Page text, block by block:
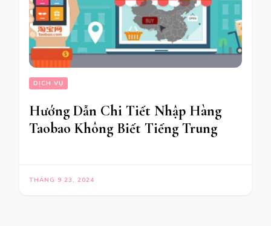
DỊCH VỤ
Hướng Dẫn Chi Tiết Nhập Hàng
Taobao Không Biết Tiếng Trung
THÁNG 9 23, 2024